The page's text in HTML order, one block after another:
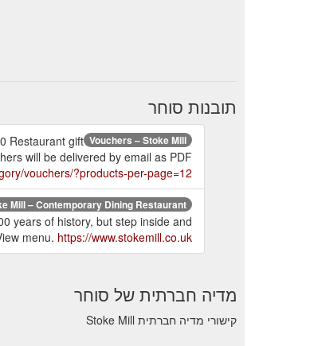
תובנות סוחר
Vouchers – Stoke Mill
Restaurant gift
will be delivered by email as PDF
vouchers/?products-per-page=12
Mill – Contemporary Dining Restaurant
years of history, but step inside and
menu. https://www.stokemill.co.uk/
מדיה חברתית של סוחר
קישורי מדיה חברתית Stoke Mill